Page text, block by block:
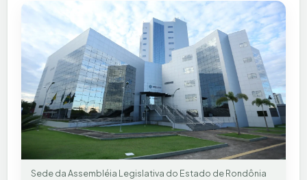
Sede da Assembléia Legislativa do Estado de Rondônia